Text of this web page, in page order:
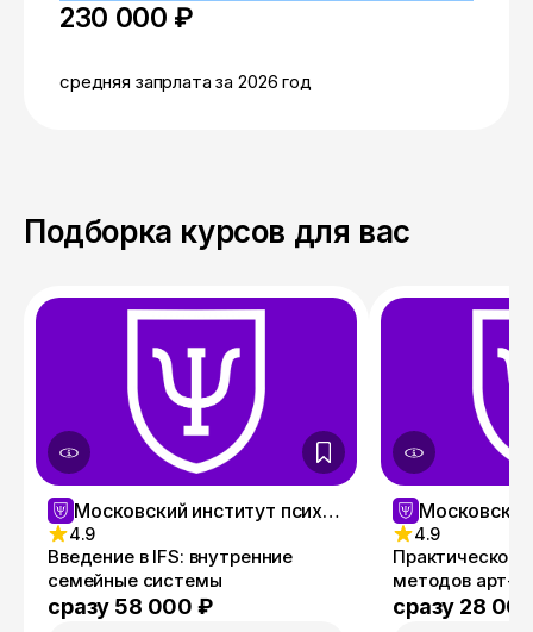
230 000 ₽
средняя запрлата за 2026 год
Подборка курсов для вас
Московский институт психологии
4.9
Введение в IFS: внутренние
семейные системы
сразу 58 000 ₽
4.9
Практическое
методов арт-
сразу 28